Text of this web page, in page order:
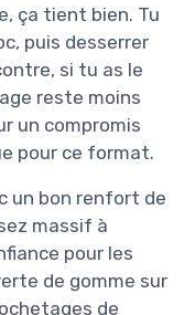
ça tient bien. Tu
puis desserrer
si tu as le
reste moins
un compromis
pour ce format.
un bon renfort de
massif à
pour les
de gomme sur
de